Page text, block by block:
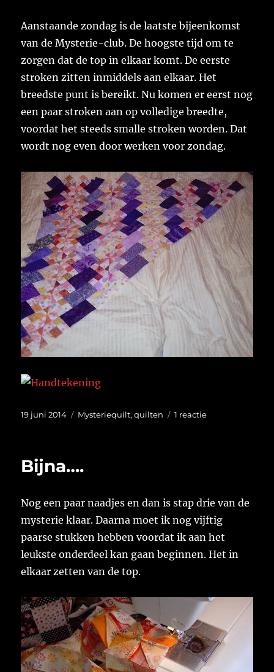
Aanstaande zondag is de laatste bijeenkomst
van de Mysterie-club. De hoogste tijd om te
zorgen dat de top in elkaar komt. De eerste
stroken zitten inmiddels aan elkaar. Het
breedste punt is bereikt. Nu komen er eerst nog
een paar stroken aan op volledige breedte,
voordat het steeds smalle stroken worden. Dat
wordt nog even door werken voor zondag.
Geplaatst
19 juni 2014 Categorieën
Mysteriequilt,quilten 1 reactieop
Bijna….
Nog een paar naadjes en dan is stap drie van de
mysterie klaar. Daarna moet ik nog vijftig
paarse stukken hebben voordat ik aan het
leukste onderdeel kan gaan beginnen. Het in
elkaar zetten van de top.